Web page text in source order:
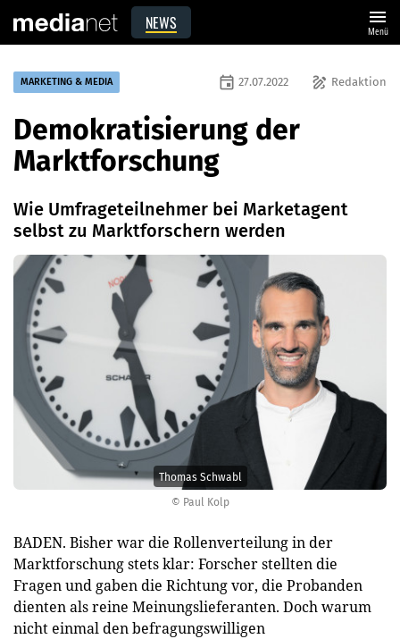
NEWS menu
Menü
© Paul Kolp
Thomas Schwabl
MARKETING & MEDIA draw Redaktion
event 27.07.2022
Demokratisierung der
Marktforschung
Wie Umfrageteilnehmer bei Marketagent
selbst zu Marktforschern werden
BADEN. Bisher war die Rollenverteilung in der
Marktforschung stets klar: Forscher stellten die
Fragen und gaben die Richtung vor, die Probanden
dienten als reine Meinungslieferanten. Doch warum
nicht einmal den befragungswilligen